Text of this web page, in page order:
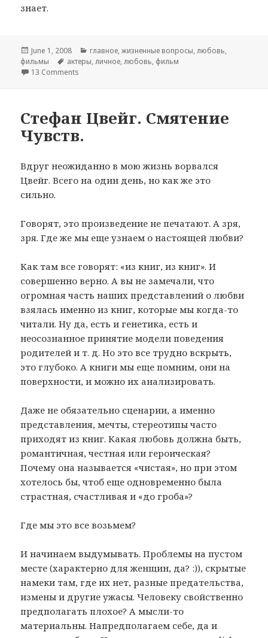
знает.
Posted
on
June 1, 2008 Categories
главное,жизненные вопросы,любовь,
фильмы
Tags
актеры,личное,любовь, фильм
13 Comments
Стефан Цвейг. Смятение
Чувств.
Вдруг неожиданно в мою жизнь ворвался
Цвейг. Всего на один день, но как же это
сильно.
Говорят, это произведение не печатают. А зря,
зря. Где же мы еще узнаем о настоящей любви?
Как там все говорят: «из книг, из книг». И
совершенно верно. А вы не замечали, что
огромная часть наших представлений о любви
взялась именно из книг, которые мы когда-то
читали. Ну да, есть и генетика, есть и
неосознанное принятие модели поведения
родителей и т. д. Но это все трудно вскрыть,
это глубоко. А книги мы еще помним, они на
поверхности, и можно их анализировать.
Даже не обязательно сценарии, а именно
представления, мечты, стереотипы часто
приходят из книг. Какая любовь должна быть,
романтичная, честная или героическая?
Почему она называется «чистая», но при этом
хотелось бы, чтоб еще одновременно была
страстная, счастливая и «до гроба»?
Где мы это все возьмем?
И начинаем выдумывать. Проблемы на пустом
месте (характерно для женщин, да? :)), скрытые
намеки там, где их нет, разные предательства,
измены и другие ужасы. Человеку свойственно
предполагать плохое? А мысли-то
материальны. Напредполагаем себе, да и